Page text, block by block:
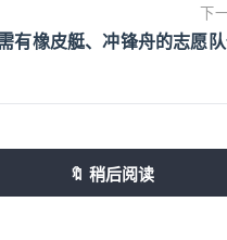
，最后决定
下
有橡皮艇、冲锋舟的志愿
🔖 稍后阅读